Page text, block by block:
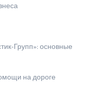
Групп»: основные
на дороге